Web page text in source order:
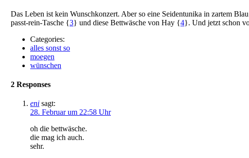
Das Leben ist kein Wunschkonzert. Aber so eine Seidentunika in zartem
passt-rein-Tasche {3} und diese Bettwäsche von Hay {4}. Und jetzt schon
Categories:
alles sonst so
moegen
wünschen
2 Responses
eni sagt:
28. Februar um 22:58 Uhr
oh die bettwäsche.
die mag ich auch.
sehr.